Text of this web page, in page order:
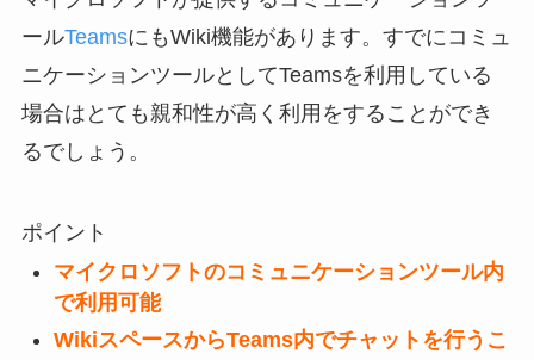
ールTeamsにもWiki機能があります。すでにコミュ
ニケーションツールとしてTeamsを利用している
場合はとても親和性が高く利用をすることができ
るでしょう。
ポイント
マイクロソフトのコミュニケーションツール内
で利用可能
WikiスペースからTeams内でチャットを行うこ